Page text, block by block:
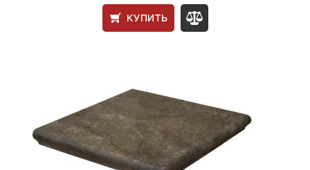
КУПИТЬ